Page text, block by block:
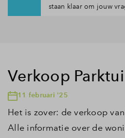
staan klaar om jouw
Verkoop
11 februari '25
Het is zover: de verkoop
Alle informatie over de